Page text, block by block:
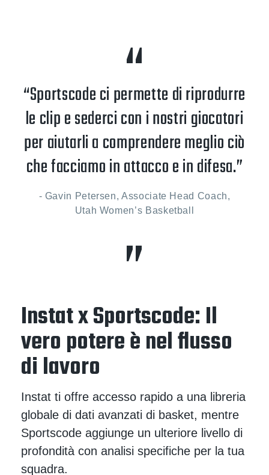
“Sportscode ci permette di riprodurre
le clip e sederci con i nostri giocatori
per aiutarli a comprendere meglio ciò
che facciamo in attacco e in difesa.”
- Gavin Petersen, Associate Head Coach,
Utah Women’s Basketball
Instat x Sportscode: Il
vero potere è nel flusso
di lavoro
Instat ti offre accesso rapido a una libreria
globale di dati avanzati di basket, mentre
Sportscode aggiunge un ulteriore livello di
profondità con analisi specifiche per la tua
squadra.